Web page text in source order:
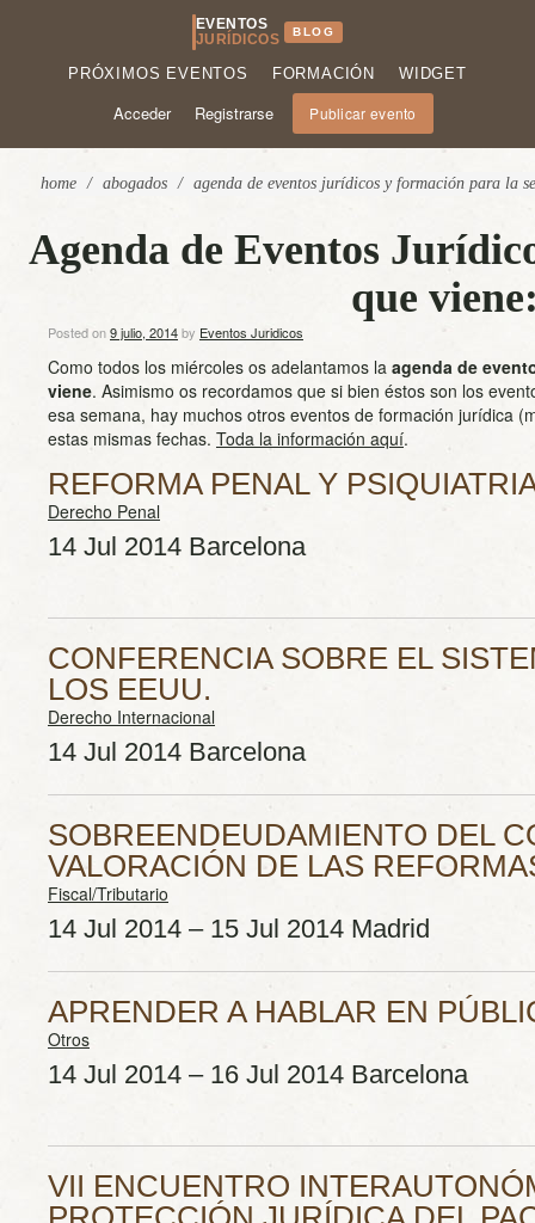
EVENTOS
JURÍDICOS
BLOG
PRÓXIMOS EVENTOS FORMACIÓN WIDGET
Acceder Registrarse Publicar evento
home / abogados / agenda de eventos jurídicos y formación para la
Agenda de Eventos
que
Posted on9 julio, 2014by Eventos Juridicos
Como todos los miércoles os adelantamos la agenda de
viene. Asimismo os recordamos que si bien éstos son los
esa semana, hay muchos otros eventos de formación jurídica
estas mismas fechas. Toda la información aquí.
REFORMA PENAL Y
Derecho Penal
14 Jul 2014 Barcelona
CONFERENCIA SOBRE EL
LOS EEUU.
Derecho Internacional
14 Jul 2014 Barcelona
SOBREENDEUDAMIENTO DEL
VALORACIÓN DE LAS
Fiscal/Tributario
14 Jul 2014 – 15 Jul 2014 Madrid
APRENDER A HABLAR EN
Otros
14 Jul 2014 – 16 Jul 2014 Barcelona
VII ENCUENTRO